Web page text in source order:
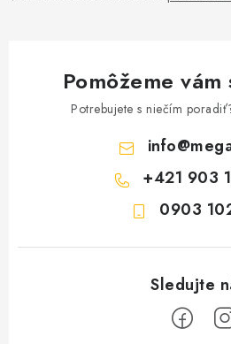
Pomôžeme
Potrebujete s niečím
info@
+421 903
0903